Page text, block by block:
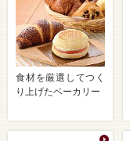
食材を厳選してつく
り上げたベーカリー